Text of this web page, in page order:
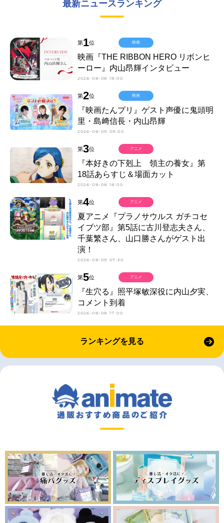
最新ニュースランキング
第1位
映画『THE RIBBON HERO リボンヒ
ーロー』内山昂輝インタビュー
2026-08-08 18:00
映画
第2位
『映画たんプリ』ゲスト声優に鬼頭明
里・島﨑信長・内山昂輝
2026-08-09 09:00
映画
第3位
『本好きの下剋上 領主の養女』第
18話あらすじ＆場面カット
2026-08-08 18:00
アニメ
第4位
夏アニメ『プラノサウルス ガチコセ
イブツ部』第5話に古川登志夫さん、
千葉繁さん、山口勝さんがゲスト出
演！
2026-08-09 07:30
アニメ
第5位
『生穴る』照平塚敏深役に内山夕実、
コメント到着
2026-08-08 17:00
アニメ
ランキングを見る